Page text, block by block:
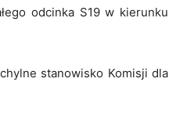
odcinka S19 w kierunku
stanowisko Komisji dla